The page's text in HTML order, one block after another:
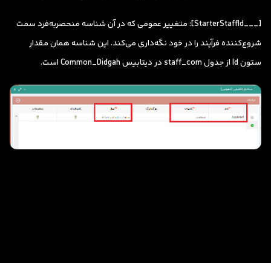
[___StarterStaffId]: متغییر عمومی که در آن شناسه منحصربه‌فرد سمت
شروع‌کننده فرآیند را در خود نگه‌داری می‌کند. این شناسه همان مقدار
ستون Id از جدول staff_com در دیتابیس Common_Didgah است.